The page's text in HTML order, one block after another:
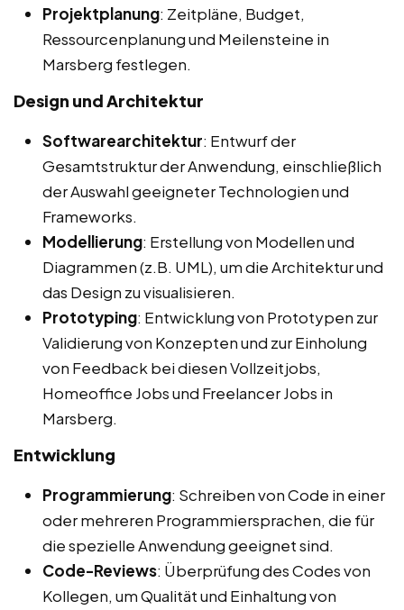
Projektplanung: Zeitpläne, Budget,
Ressourcenplanung und Meilensteine in
Marsberg festlegen.
Design und Architektur
Softwarearchitektur: Entwurf der
Gesamtstruktur der Anwendung, einschließlich
der Auswahl geeigneter Technologien und
Frameworks.
Modellierung: Erstellung von Modellen und
Diagrammen (z.B. UML), um die Architektur und
das Design zu visualisieren.
Prototyping: Entwicklung von Prototypen zur
Validierung von Konzepten und zur Einholung
von Feedback bei diesen Vollzeitjobs,
Homeoffice Jobs und Freelancer Jobs in
Marsberg.
Entwicklung
Programmierung: Schreiben von Code in einer
oder mehreren Programmiersprachen, die für
die spezielle Anwendung geeignet sind.
Code-Reviews: Überprüfung des Codes von
Kollegen, um Qualität und Einhaltung von